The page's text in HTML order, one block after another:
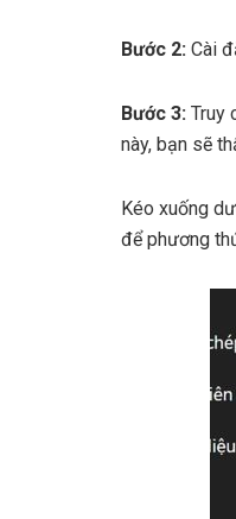
Bước 2: Cài
Bước 3: Truy
này, bạn sẽ
Kéo xuống
để phương